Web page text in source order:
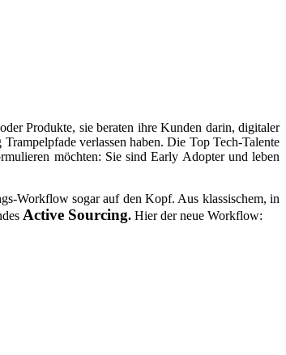
Produkte, sie beraten ihre Kunden darin, digitaler
verlassen haben. Die Top Tech-Talente
möchten: Sie sind Early Adopter und leben
Workflow sogar auf den Kopf. Aus klassischem, in
Active Sourcing. Hier der neue Workflow: